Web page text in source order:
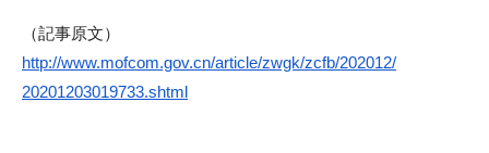
（記事原文）
http://www.mofcom.gov.cn/article/zwgk/zcfb/202012/
20201203019733.shtml